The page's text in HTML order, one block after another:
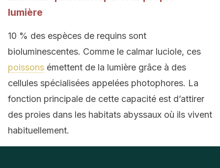
lumière
10 % des espèces de requins sont
bioluminescentes. Comme le calmar luciole, ces
poissons émettent de la lumière grâce à des
cellules spécialisées appelées photophores. La
fonction principale de cette capacité est d’attirer
des proies dans les habitats abyssaux où ils vivent
habituellement.